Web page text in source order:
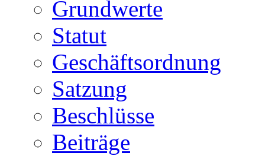
Grundwerte
Statut
Geschäftsordnung
Satzung
Beschlüsse
Beiträge